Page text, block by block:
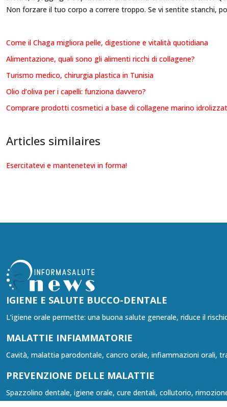
Non forzare il tuo corpo a correre troppo. Se vi sentite stanchi,
Come il Chaga migliora pelle, digestione e vitalità quotidiana
Alimentazione, quali sono gli alimenti ricchi di collagene?
Turismo medico, chirurgia plastica in Tunisia
Olio d’oliva per i capelli: funziona davvero?
Comprare prodotti cosmetici a base di collagene marino
Articles similaires
Esercitatevi e mantenetevi in forma!
IGIENE E SALUTE BUCCO-DENTALE
L’igiene orale permette: una buona salute generale, riduce il
MALATTIE INFIAMMATORIE
Cavità, malattia parodontale, cancro orale, infiammazioni orali,
PREVENZIONE DELLE MALATTIE
Spazzolino dentale, igiene orale, cure dentali, collutorio,